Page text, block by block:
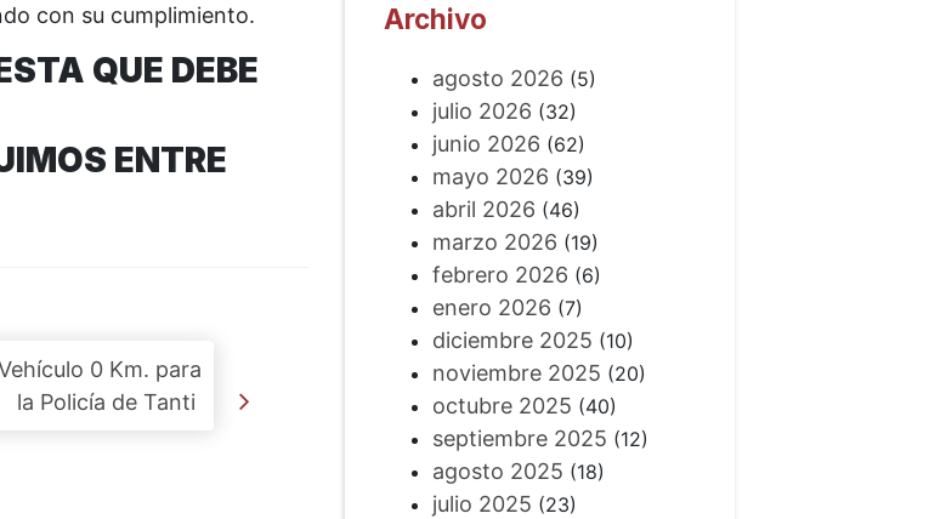
con su cumplimiento.
QUE DEBE
ENTRE
0 Km. para
la Policía de Tanti
Archivo
agosto 2026 (5)
julio 2026 (32)
junio 2026 (62)
mayo 2026 (39)
abril 2026 (46)
marzo 2026 (19)
febrero 2026 (6)
enero 2026 (7)
diciembre 2025 (10)
noviembre 2025 (20)
octubre 2025 (40)
septiembre 2025 (12)
agosto 2025 (18)
julio 2025 (23)